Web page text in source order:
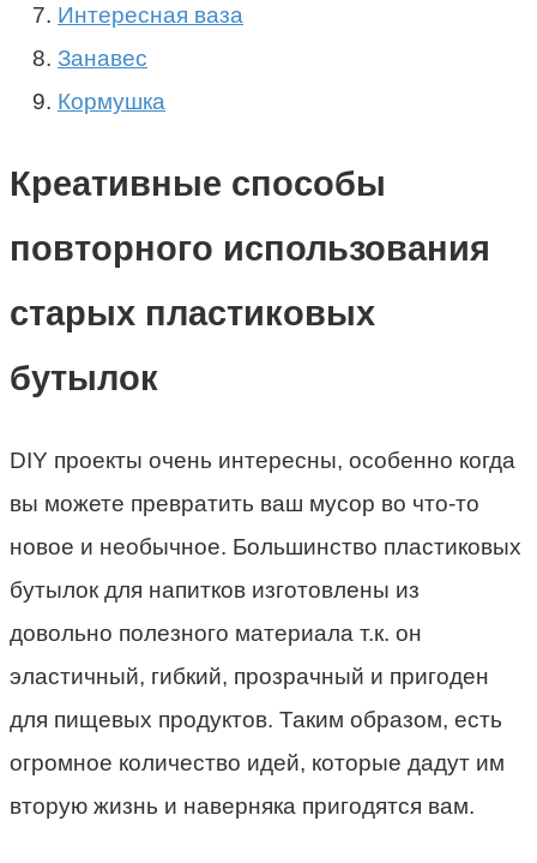
Интересная ваза
Занавес
Кормушка
Креативные способы
повторного использования
старых пластиковых
бутылок
DIY проекты очень интересны, особенно когда
вы можете превратить ваш мусор во что-то
новое и необычное. Большинство пластиковых
бутылок для напитков изготовлены из
довольно полезного материала т.к. он
эластичный, гибкий, прозрачный и пригоден
для пищевых продуктов. Таким образом, есть
огромное количество идей, которые дадут им
вторую жизнь и наверняка пригодятся вам.